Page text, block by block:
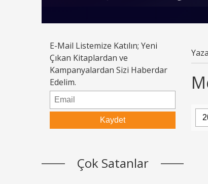
E-Mail Listemize Katılın; Yeni
Çıkan Kitaplardan ve
Kampanyalardan Sizi Haberdar
Edelim.
Çok Satanlar